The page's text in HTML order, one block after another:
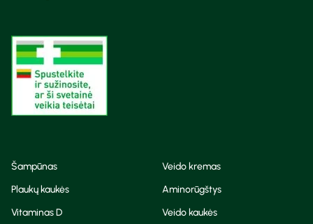
Šampūnas
Veido kremas
Plaukų kaukės
Aminorūgštys
Vitaminas D
Veido kaukės